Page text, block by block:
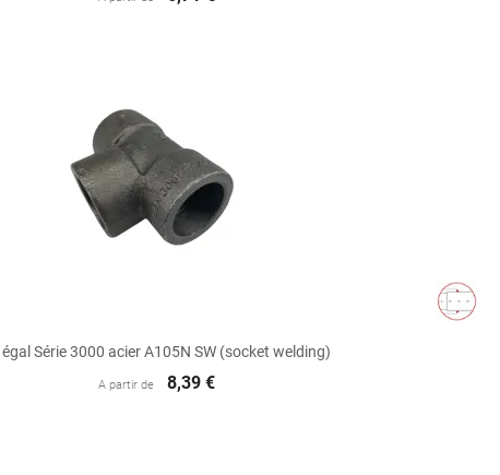
Aperçu rapide
égal Série 3000 acier A105N SW (socket welding)
A partir de 8,39 €